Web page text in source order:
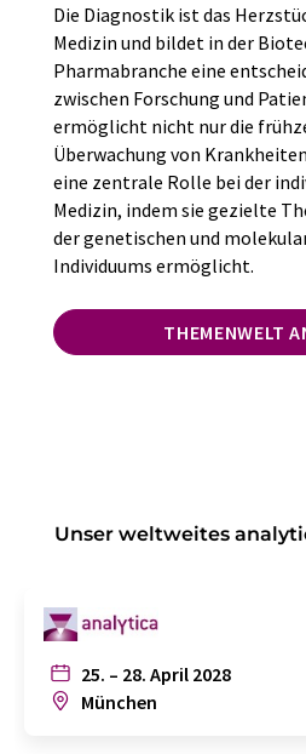
Die Diagnostik ist das
Medizin und bildet in der
Pharmabranche eine
zwischen Forschung und
ermöglicht nicht nur die
Überwachung von
eine zentrale Rolle bei der
Medizin, indem sie gezielte
der genetischen und
Individuums ermöglicht.
THEMENWELT
Unser weltweites
25. – 28. April 2028
München